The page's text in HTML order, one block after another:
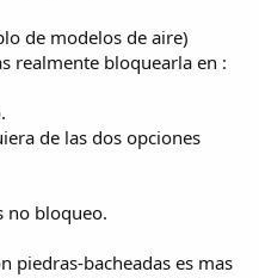
de modelos de aire)
realmente bloquearla en :
de las dos opciones
no bloqueo.
piedras-bacheadas es mas